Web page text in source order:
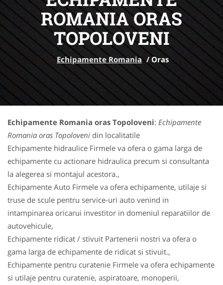
ROMANIA ORAS
TOPOLOVENI
Echipamente Romania / Oras
Echipamente Romania oras Topoloveni: Echipamente
Romania oras Topoloveni din localitatile
Echipamente hidraulice Firmele va ofera o gama larga de
echipamente cu actionare hidraulica precum si consultanta
la alegerea si montajul acestora.,
Echipamente Auto Firmele va ofera echipamente, utilaje si
truse de scule pentru service-uri auto venind in
intampinarea oricarui investitor in domeniul reparatiilor de
autovehicule,
Echipamente ridicat / stivuit Partenerii nostri va ofera o
gama larga de echipamente de ridicat si stivuit.,
Echipamente pentru curatenie Firmele va ofera echipamente
si utilaje pentru curatenie, aspiratoare, monoperii,